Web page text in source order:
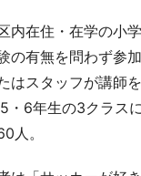
内在住・在学の小
の有無を問わず参
はスタッフが講師
・6年生の3クラス
人。